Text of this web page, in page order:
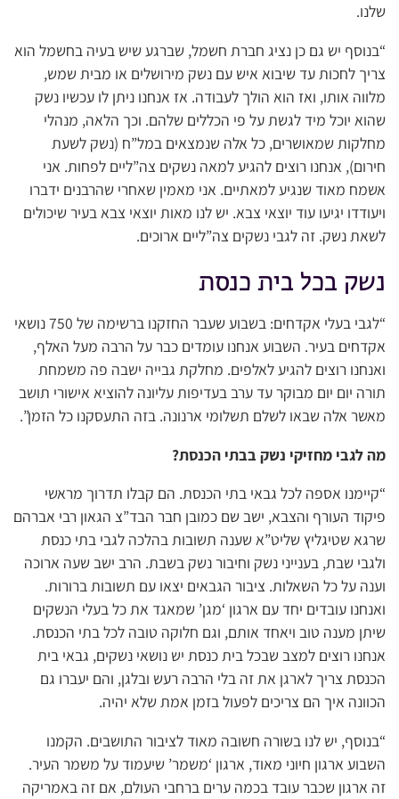
שלנו.
“בנוסף יש גם כן נציג חברת חשמל, שברגע שיש בעיה בחשמל הוא
צריך לחכות עד שיבוא איש עם נשק מירושלים או מבית שמש,
מלווה אותו, ואז הוא הולך לעבודה. אז אנחנו ניתן לו עכשיו נשק
שהוא יוכל מיד לגשת על פי הכללים שלהם. וכך הלאה, מנהלי
מחלקות שמאושרים, כל אלה שנמצאים במל”ח (נשק לשעת
חירום), אנחנו רוצים להגיע למאה נשקים צה”ליים לפחות. אני
אשמח מאוד שנגיע למאתיים. אני מאמין שאחרי שהרבנים ידברו
ויעודדו יגיעו עוד יוצאי צבא. יש לנו מאות יוצאי צבא בעיר שיכולים
לשאת נשק. זה לגבי נשקים צה”ליים ארוכים.
נשק בכל בית כנסת
“לגבי בעלי אקדחים: בשבוע שעבר החזקנו ברשימה של 750 נושאי
אקדחים בעיר. השבוע אנחנו עומדים כבר על הרבה מעל האלף,
ואנחנו רוצים להגיע לאלפים. מחלקת גבייה ישבה פה משמחת
תורה יום יום מבוקר עד ערב בעדיפות עליונה להוציא אישורי תושב
מאשר אלה שבאו לשלם תשלומי ארנונה. בזה התעסקנו כל הזמן”.
מה לגבי מחזיקי נשק בבתי הכנסת?
“קיימנו אספה לכל גבאי בתי הכנסת. הם קבלו תדרוך מראשי
פיקוד העורף והצבא, ישב שם כמובן חבר הבד”צ הגאון רבי אברהם
שרגא שטיגליץ שליט”א שענה תשובות בהלכה לגבי בתי כנסת
ולגבי שבת, בענייני נשק וחיבור נשק בשבת. הרב ישב שעה ארוכה
וענה על כל השאלות. ציבור הגבאים יצאו עם תשובות ברורות.
ואנחנו עובדים יחד עם ארגון ‘מגן’ שמאגד את כל בעלי הנשקים
שיתן מענה טוב ויאחד אותם, וגם חלוקה טובה לכל בתי הכנסת.
אנחנו רוצים למצב שבכל בית כנסת יש נושאי נשקים, גבאי בית
הכנסת צריך לארגן את זה בלי הרבה רעש ובלגן, והם יעברו גם
הכוונה איך הם צריכים לפעול בזמן אמת שלא יהיה.
“בנוסף, יש לנו בשורה חשובה מאוד לציבור התושבים. הקמנו
השבוע ארגון חיוני מאוד, ארגון ‘משמר’ שיעמוד על משמר העיר.
זה ארגון שכבר עובד בכמה ערים ברחבי העולם, אם זה באמריקה